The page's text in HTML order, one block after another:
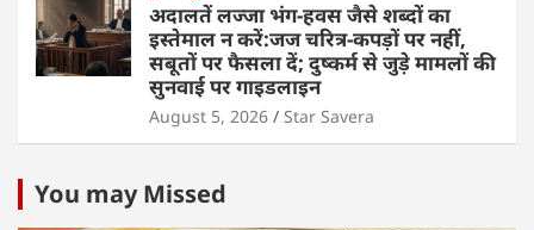
अदालतें लज्जा भंग-हवस जैसे शब्दों का
इस्तेमाल न करें:जज चरित्र-कपड़ों पर नहीं,
सबूतों पर फैसला दें; दुष्कर्म से जुड़े मामलों की
सुनवाई पर गाइडलाइन
August 5, 2026 Star Savera
You may Missed